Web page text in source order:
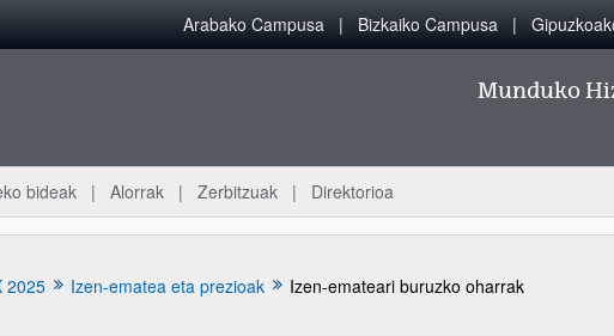
Arabako Campusa Bizkaiko Campusa
Munduko
bideak Alorrak Zerbitzuak Direktorioa
2025 Izen-ematea eta prezioak Izen-emateari buruzko oharrak